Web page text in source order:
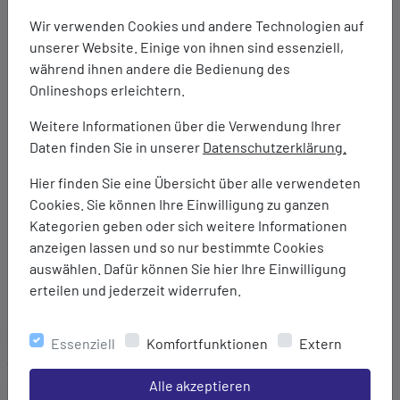
Wir verwenden Cookies und andere Technologien auf
unserer Website. Einige von ihnen sind essenziell,
während ihnen andere die Bedienung des
Onlineshops erleichtern.
Weitere Informationen über die Verwendung Ihrer
Daten finden Sie in unserer Datenschutzerklärung.
Hier finden Sie eine Übersicht über alle verwendeten
Cookies. Sie können Ihre Einwilligung zu ganzen
Kategorien geben oder sich weitere Informationen
anzeigen lassen und so nur bestimmte Cookies
auswählen. Dafür können Sie hier Ihre Einwilligung
erteilen und jederzeit widerrufen.
Essenziell Komfortfunktionen Extern
Einstellungen speichern für die Gruppe
Alle akzeptieren
AMPLIFOAM PLUS Dämpfung: Mittelsohlen-Dämpfung
für ein weicheres und bequemeres Laufgefühl im
Vergleich zur Standard-AMPLIFOAM Dämpfung
GEL Technologie im Rückfußbereich: Stoßdämpfendes
Material in der Mittelsohle, das für Dämpfung und
Stoßabsorption sorgt.
Dämpfung und Feuchtigkeitsregulierung für ein
angenehm kühles und trockenes Tragegefühl
Dämpfung: Normal
Sprengung: 8 mm
Unterstützung: Neutra
Entwickelt für Neutral / Unterpronation
Marke: